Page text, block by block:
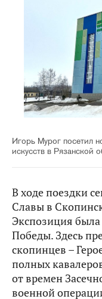
Игорь Мурог посетил
искусств в Рязанской
В ходе поездки
Славы в
Экспозиция
Победы. Здесь
скопинцев –
полных
от времен
военной